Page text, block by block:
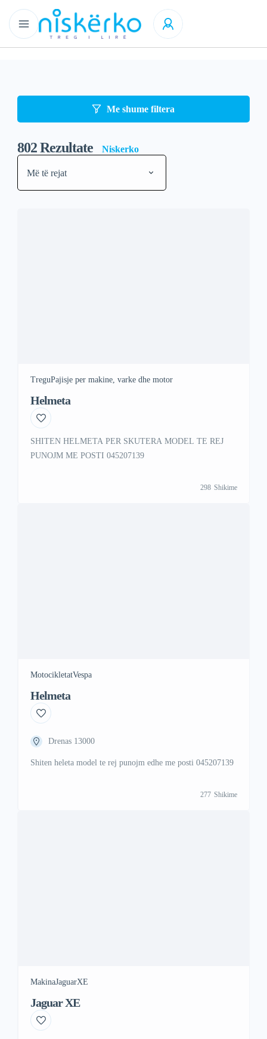
Me shume filtera
802Rezultate Niskerko
Më të rejat
TreguPajisje per makine, varke dhe motor
Helmeta
SHITEN HELMETA PER SKUTERA MODEL TE REJ
PUNOJM ME POSTI 045207139
298 Shikime
MotocikletatVespa
Helmeta
Drenas 13000
Shiten heleta model te rej punojm edhe me posti 045207139
277 Shikime
MakinaJaguarXE
Jaguar XE